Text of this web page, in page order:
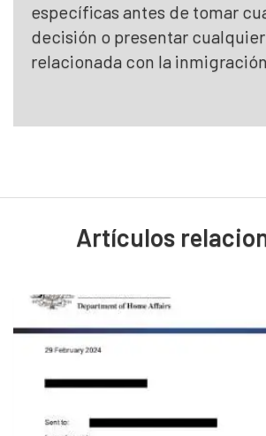
específicas antes de tomar
decisión o presentar
relacionada con la
Artículos